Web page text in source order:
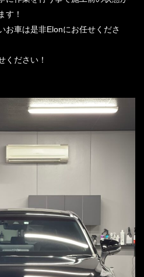
す！
お車は是非Elonにお任せくださ
ください！